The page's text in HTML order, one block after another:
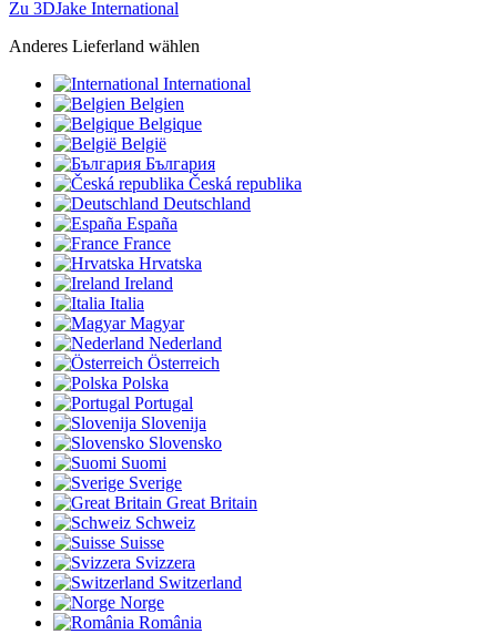
Zu 3DJake International
Anderes Lieferland wählen
International
Belgien
Belgique
België
България
Česká republika
Deutschland
España
France
Hrvatska
Ireland
Italia
Magyar
Nederland
Österreich
Polska
Portugal
Slovenija
Slovensko
Suomi
Sverige
Great Britain
Schweiz
Suisse
Svizzera
Switzerland
Norge
România